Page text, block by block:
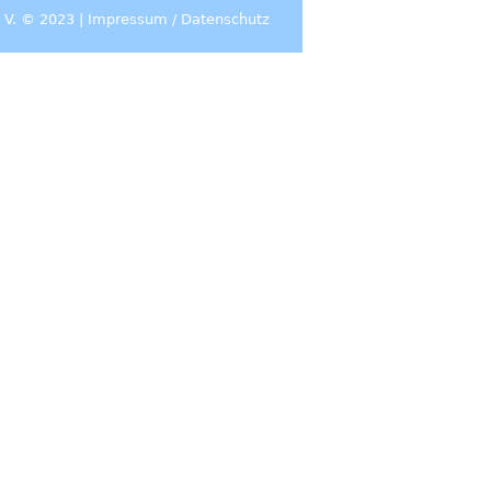
V. © 2023 | Impressum / Datenschutz